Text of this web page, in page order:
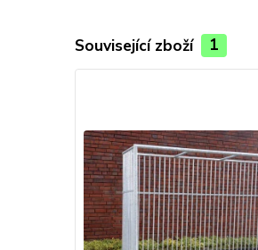
Související zboží 1